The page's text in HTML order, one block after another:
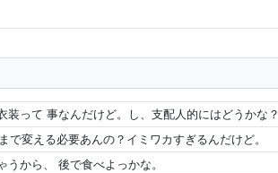
って 事なんだけど。し、支配人的にはどうかな？
変える必要あんの？イミワカすぎるんだけど。
から、 後で食べよっかな。